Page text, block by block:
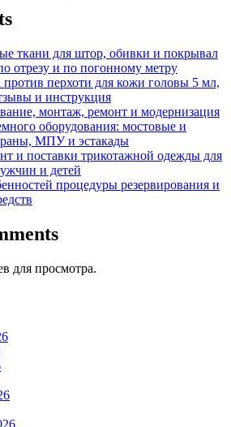
ткани для штор, обивки и покрывал
отрезу и по погонному метру
перхоти для кожи головы 5 мл,
и инструкция
монтаж, ремонт и модернизация
оборудования: мостовые и
МПУ и эстакады
и поставки трикотажной одежды для
и детей
процедуры резервирования и
для просмотра.